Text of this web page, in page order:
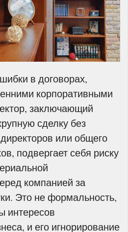
в договорах,
корпоративными
заключающий
сделку без
или общего
подвергает себя риску
компанией за
Это не формальность,
интересов
и его игнорирование